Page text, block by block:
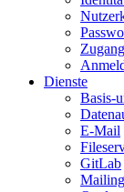
Dienste
Basis-
E-Mail
GitLab